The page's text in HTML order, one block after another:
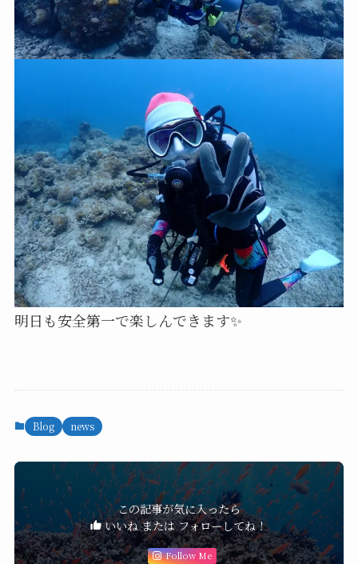
明日も安全第一で楽しんできます✨
Blog news
この記事が気に入ったら
いいね または フォローしてね！
Follow Me